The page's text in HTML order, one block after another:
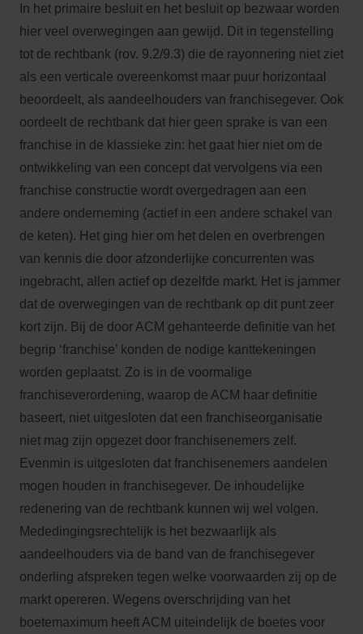
In het primaire besluit en het besluit op bezwaar worden
hier veel overwegingen aan gewijd. Dit in tegenstelling
tot de rechtbank (rov. 9.2/9.3) die de rayonnering niet ziet
als een verticale overeenkomst maar puur horizontaal
beoordeelt, als aandeelhouders van franchisegever. Ook
oordeelt de rechtbank dat hier geen sprake is van een
franchise in de klassieke zin: het gaat hier niet om de
ontwikkeling van een concept dat vervolgens via een
franchise constructie wordt overgedragen aan een
andere onderneming (actief in een andere schakel van
de keten). Het ging hier om het delen en overbrengen
van kennis die door afzonderlijke concurrenten was
ingebracht, allen actief op dezelfde markt. Het is jammer
dat de overwegingen van de rechtbank op dit punt zeer
kort zijn. Bij de door ACM gehanteerde definitie van het
begrip ‘franchise’ konden de nodige kanttekeningen
worden geplaatst. Zo is in de voormalige
franchiseverordening, waarop de ACM haar definitie
baseert, niet uitgesloten dat een franchiseorganisatie
niet mag zijn opgezet door franchisenemers zelf.
Evenmin is uitgesloten dat franchisenemers aandelen
mogen houden in franchisegever. De inhoudelijke
redenering van de rechtbank kunnen wij wel volgen.
Mededingingsrechtelijk is het bezwaarlijk als
aandeelhouders via de band van de franchisegever
onderling afspreken tegen welke voorwaarden zij op de
markt opereren. Wegens overschrijding van het
boetemaximum heeft ACM uiteindelijk de boetes voor